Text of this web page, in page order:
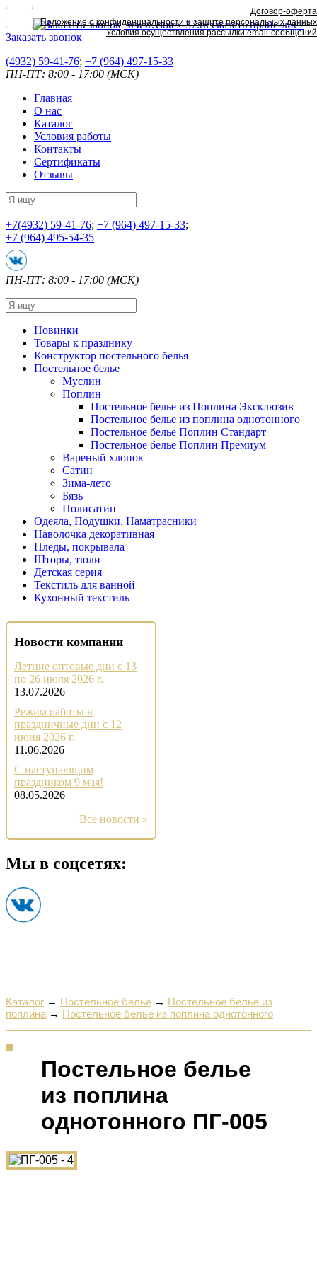
www.viotex-37.ruскачать прайс-лист
Заказать звонок
(4932) 59-41-76; +7 (964) 497-15-33
ПН-ПТ: 8:00 - 17:00 (МСК)
Главная
О нас
Каталог
Условия работы
Контакты
Сертификаты
Отзывы
+7(4932) 59-41-76; +7 (964) 497-15-33;
+7 (964) 495-54-35
ПН-ПТ: 8:00 - 17:00 (МСК)
Новинки
Товары к празднику
Конструктор постельного белья
Постельное белье
Муслин
Поплин
Постельное белье из Поплина Эксклюзив
Постельное белье из поплина однотонного
Постельное белье Поплин Стандарт
Постельное белье Поплин Премиум
Вареный хлопок
Сатин
Зима-лето
Бязь
Полисатин
Одеяла, Подушки, Наматрасники
Наволочка декоративная
Пледы, покрывала
Шторы, тюли
Детская серия
Текстиль для ванной
Кухонный текстиль
Новости компании
Летние оптовые дни с 13
по 26 июля 2026 г.
13.07.2026
Режим работы в
праздничные дни с 12
июня 2026 г.
11.06.2026
С наступающим
праздником 9 мая!
08.05.2026
Все новости »
Мы в соцсетях:
Каталог → Постельное белье → Постельное белье из
поплина → Постельное белье из поплина однотонного
Постельное белье
из поплина
однотонного ПГ-005
Договор-оферта
Положение о конфиденциальности и защите персональных данных
Условия осуществления рассылки email-сообщений